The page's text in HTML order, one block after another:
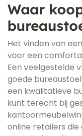
Waar
Het vinden van
voor een
Een veelgestelde
goede
een kwalitatieve
kunt terecht bij
online retailers